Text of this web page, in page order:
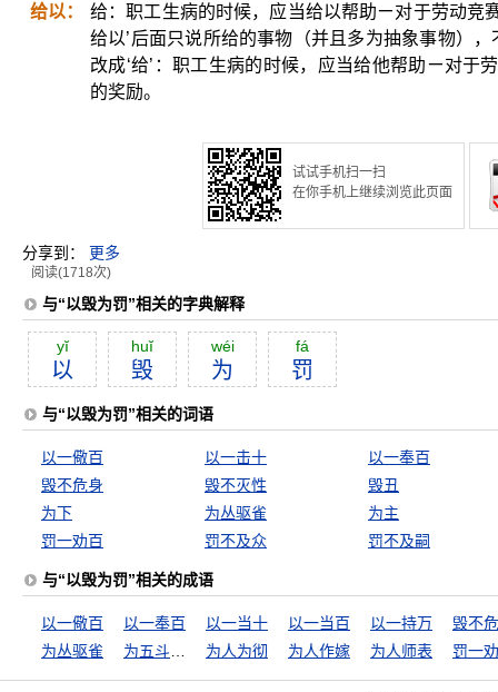
给以：
给：职工生病的时候，应当给以帮助ㄧ对于劳动竞
给以’后面只说所给的事物（并且多为抽象事物）
改成‘给’：职工生病的时候，应当给他帮助ㄧ对
的奖励。
试试手机扫一扫
在你手机上继续浏览此页面
分享到： 更多
阅读(1718次)
与“以毁为罚”相关的字典解释
yĭ
以
huĭ
毁
wéi
为
fá
罚
与“以毁为罚”相关的词语
以一儆百 以一击十
以一奉百
毁不危身
毁不灭性
毁丑
为下
为丛驱雀
为主
罚一劝百
罚不及众 罚不及嗣
与“以毁为罚”相关的成语
以一儆百 以一奉百 以一当十 以一当百 以一持万
毁不
为丛驱雀
为人为彻 为人作嫁 为人师表 罚一